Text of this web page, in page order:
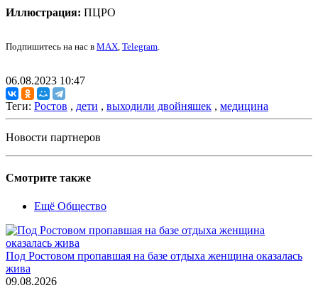
Иллюстрация: ПЦРО
Подпишитесь на нас в MAX, Telegram.
06.08.2023 10:47
Теги: Ростов , дети , выходили двойняшек , медицина
Новости партнеров
Смотрите также
Ещё Общество
Под Ростовом пропавшая на базе отдыха женщина оказалась
жива
09.08.2026